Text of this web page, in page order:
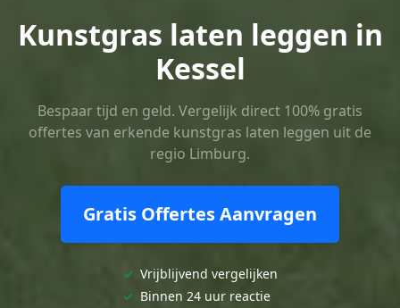
Kunstgras laten leggen in
Kessel
Bespaar tijd en geld. Vergelijk direct 100% gratis
offertes van erkende kunstgras laten leggen uit de
regio Limburg.
Gratis Offertes Aanvragen
✓ Vrijblijvend vergelijken
✓ Binnen 24 uur reactie